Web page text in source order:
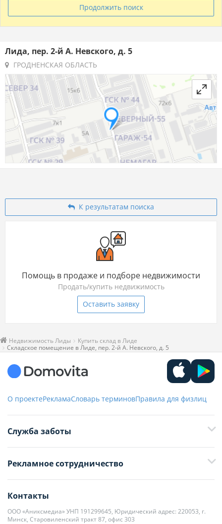
Продолжить поиск
Лида, пер. 2-й А. Невского, д. 5
ГРОДНЕНСКАЯ ОБЛАСТЬ
К результатам поиска
Помощь в продаже и подборе недвижимости
Продать/купить недвижимость
Оставить заявку
Недвижимость Лиды
Купить склад в Лиде
Складское помещение в Лиде, пер. 2-й А. Невского, д. 5
О проектеРекламаСловарь терминовПравила для физлиц
Служба заботы
+375 29 376-13-70
+375 33 376-13-70
editor@domovita.by
Мы принимаем звонки и отвечаем на письма в будние дни с 9:00 до
18:00.
Рекламное сотрудничество
+375 29 563-15-61 Кристина Филюта
kb@domovita.by
+375 29 179-11-28 Владислав Гладченко
Контакты
ООО «Аниксмедиа» УНП 191299645, Юридический адрес: 220053, г.
Минск, Старовиленский тракт 87, офис 303